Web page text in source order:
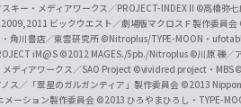
O
f
f
i
キー・メディアワークス／PROJECT-INDEX II ©高橋弥七
ビックウエスト／劇場版マクロスＦ製作委員会
角川書店／東雲研究所 ©Nitroplus/TYPE-MOON・
iM@S ©2012 MAGES./5pb./Nitroplus ©川原 礫／
ディアワークス／SAO Project ©vividred project・MBS
ス／「翠星のガルガンティア」製作委員会 ©2013
ーション製作委員会 ©2013 ひろやまひろし・TYPE-